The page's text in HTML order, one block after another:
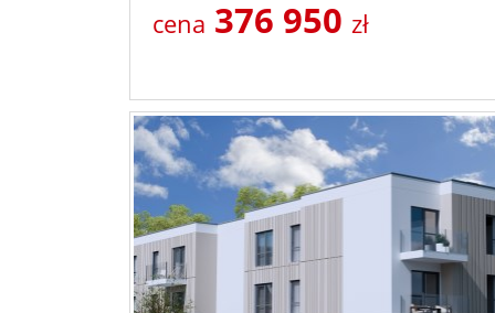
cena 376 950 zł